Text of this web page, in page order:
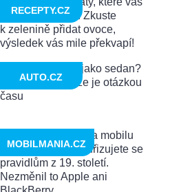
RECEPTY.CZ
AUTO.CZ
MOBILMANIA.CZ